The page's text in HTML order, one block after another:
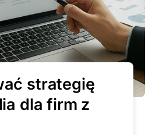
strategię
dla firm z